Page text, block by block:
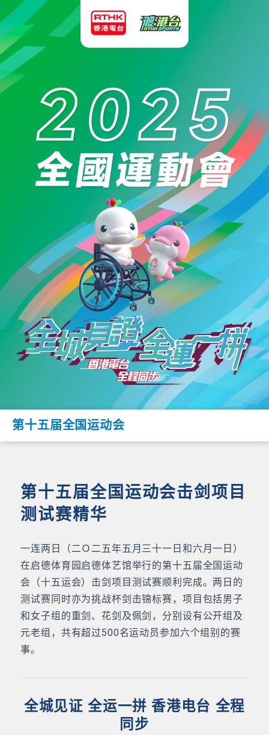
第十五届全国运动会
第十五届全国运动会击剑项目
测试赛精华
一连两日（二Ｏ二五年五月三十一日和六月一日）
在启德体育园启德体艺馆举行的第十五届全国运动
会（十五运会）击剑项目测试赛顺利完成。两日的
测试赛同时亦为挑战杯剑击锦标赛，项目包括男子
和女子组的重剑、花剑及佩剑，分别设有公开组及
元老组，共有超过500名运动员参加六个组别的赛
事。
全城见证 全运一拼 香港电台 全程
同步